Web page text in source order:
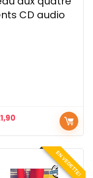
CD audio
EN VEDETTE!